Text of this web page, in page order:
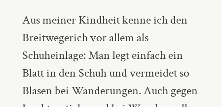
Aus meiner Kindheit kenne ich den
Breitwegerich vor allem als
Schuheinlage: Man legt einfach ein
Blatt in den Schuh und vermeidet so
Blasen bei Wanderungen. Auch gegen